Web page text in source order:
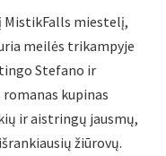
MistikFalls miestelį,
meilės trikampyje
Stefano ir
kupinas
ir aistringų jausmų,
žiūrovų.